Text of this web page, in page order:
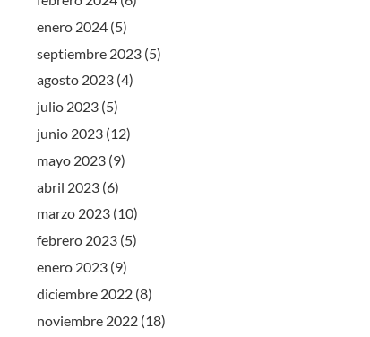
enero 2024 (5)
septiembre 2023 (5)
agosto 2023 (4)
julio 2023 (5)
junio 2023 (12)
mayo 2023 (9)
abril 2023 (6)
marzo 2023 (10)
febrero 2023 (5)
enero 2023 (9)
diciembre 2022 (8)
noviembre 2022 (18)